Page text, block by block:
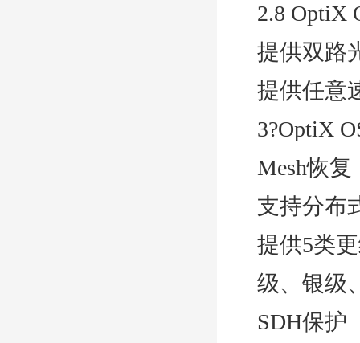
2.8 OptiX
提供双路
提供任意
3?OptiX
Mesh恢复
支持分布
提供5类
级、银级
SDH保护